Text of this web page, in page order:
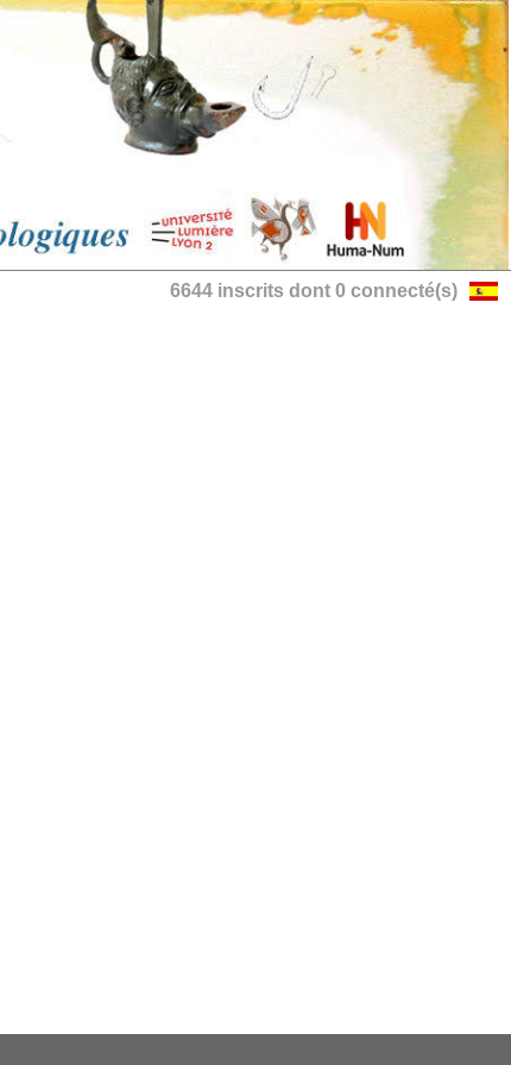
6644 inscrits dont 0 connecté(s)